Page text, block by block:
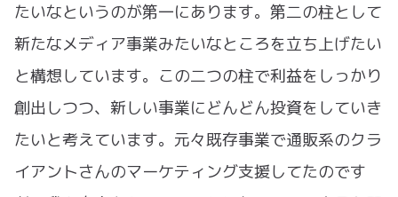
たいなというのが第一にあります。第二の柱として
新たなメディア事業みたいなところを立ち上げたい
と構想しています。この二つの柱で利益をしっかり
創出しつつ、新しい事業にどんどん投資をしていき
たいと考えています。元々既存事業で通販系のクラ
イアントさんのマーケティング支援してたのです